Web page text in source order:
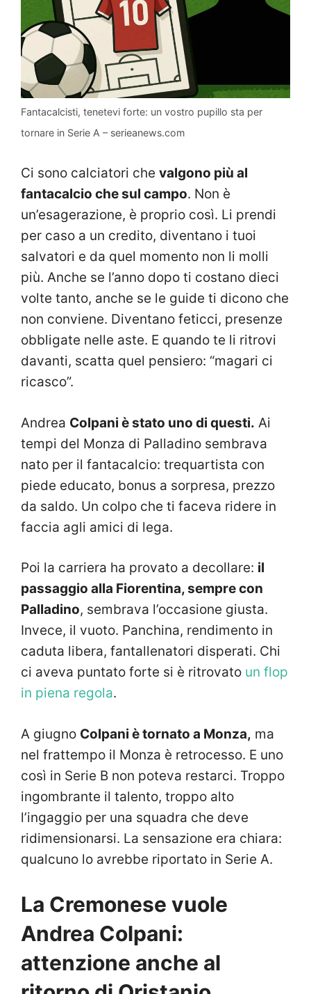
Fantacalcisti, tenetevi forte: un vostro pupillo sta per
tornare in Serie A – serieanews.com
Ci sono calciatori che valgono più al
fantacalcio che sul campo. Non è
un’esagerazione, è proprio così. Li prendi
per caso a un credito, diventano i tuoi
salvatori e da quel momento non li molli
più. Anche se l’anno dopo ti costano dieci
volte tanto, anche se le guide ti dicono che
non conviene. Diventano feticci, presenze
obbligate nelle aste. E quando te li ritrovi
davanti, scatta quel pensiero: “magari ci
ricasco”.
Andrea Colpani è stato uno di questi. Ai
tempi del Monza di Palladino sembrava
nato per il fantacalcio: trequartista con
piede educato, bonus a sorpresa, prezzo
da saldo. Un colpo che ti faceva ridere in
faccia agli amici di lega.
Poi la carriera ha provato a decollare: il
passaggio alla Fiorentina, sempre con
Palladino, sembrava l’occasione giusta.
Invece, il vuoto. Panchina, rendimento in
caduta libera, fantallenatori disperati. Chi
ci aveva puntato forte si è ritrovato un flop
in piena regola.
A giugno Colpani è tornato a Monza, ma
nel frattempo il Monza è retrocesso. E uno
così in Serie B non poteva restarci. Troppo
ingombrante il talento, troppo alto
l’ingaggio per una squadra che deve
ridimensionarsi. La sensazione era chiara:
qualcuno lo avrebbe riportato in Serie A.
La Cremonese vuole
Andrea Colpani:
attenzione anche al